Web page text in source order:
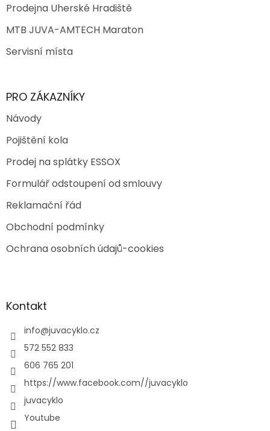
Prodejna Uherské Hradiště
MTB JUVA-AMTECH Maraton
Servisní místa
PRO ZÁKAZNÍKY
Návody
Pojištění kola
Prodej na splátky ESSOX
Formulář odstoupení od smlouvy
Reklamační řád
Obchodní podmínky
Ochrana osobních údajů-cookies
Kontakt
info@juvacyklo.cz
572 552 833
606 765 201
https://www.facebook.com//juvacyklo
juvacyklo
Youtube